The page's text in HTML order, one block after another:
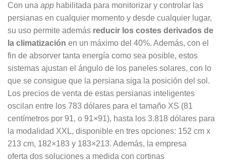
Con una app habilitada para monitorizar y controlar las
persianas en cualquier momento y desde cualquier lugar,
su uso permite además reducir los costes derivados de
la climatización en un máximo del 40%. Además, con el
fin de absorver tanta energía como sea posible, estos
sistemas ajustan el ángulo de los paneles solares, con lo
que se consigue que la persiana siga la posición del sol.
Los precios de venta de estas persianas inteligentes
oscilan entre los 783 dólares para el tamaño XS (81
centímetros por 91, o 91×91), hasta los 3.818 dólares para
la modalidad XXL, disponible en tres opciones: 152 cm x
213 cm, 182×183 y 183×213. Además, la empresa
oferta dos soluciones a medida con cortinas